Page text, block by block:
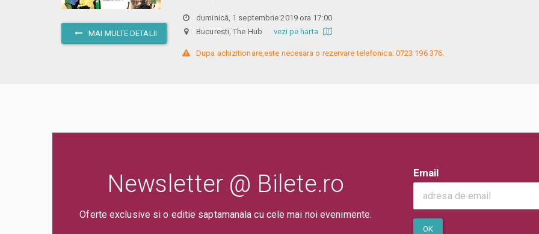
MAI MULTE DETALII
duminică, 1 septembrie 2019 ora 17:00
Bucuresti, The Hub vezi pe harta
Dupa achizitionare,este necesara o rezervare telefonica: 0723 196 376.
Newsletter @ Bilete.ro
Oferte exclusive si o editie saptamanala cu cele mai noi evenimente.
Email
OK